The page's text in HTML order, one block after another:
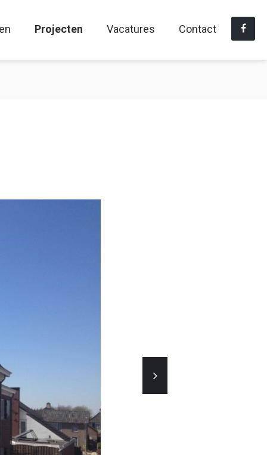
Projecten Vacatures Contact